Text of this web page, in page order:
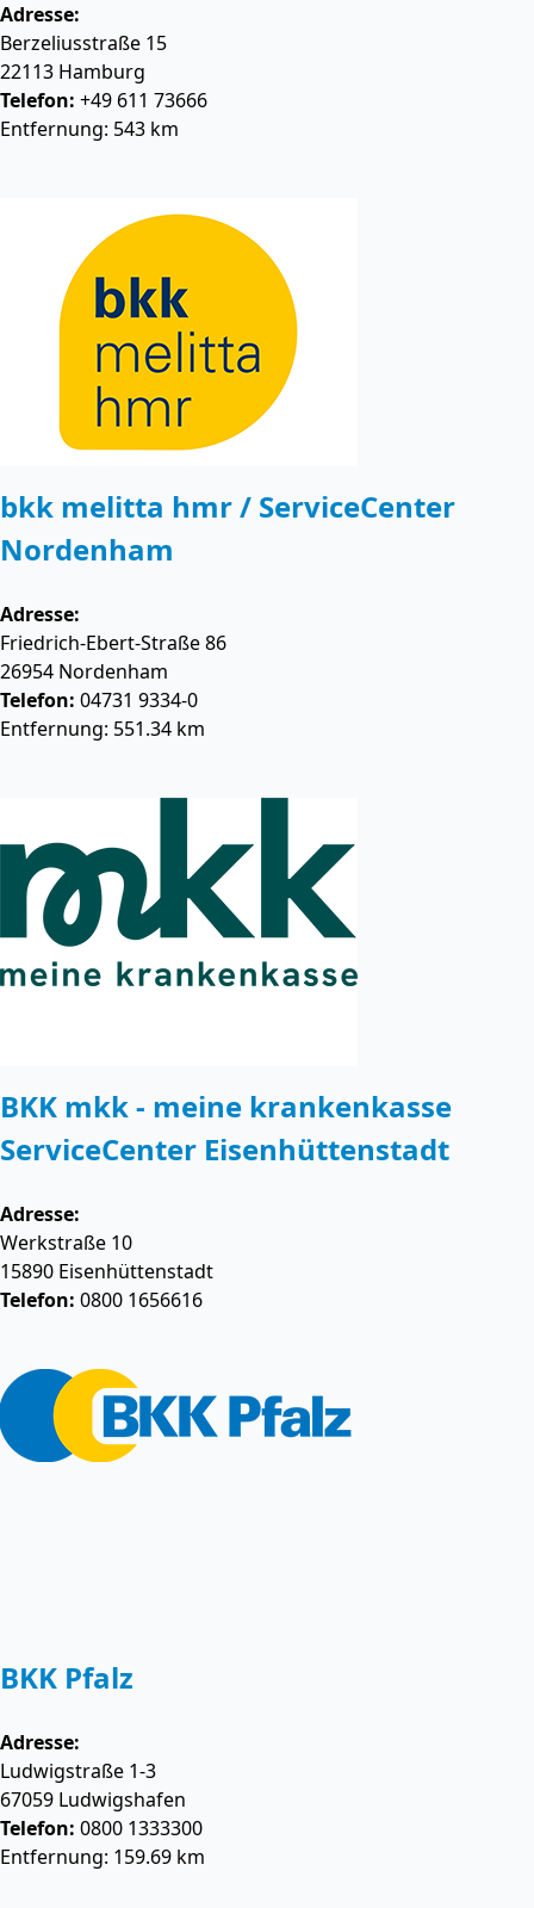
Adresse:
Berzeliusstraße 15
22113 Hamburg
Telefon: +49 611 73666
Entfernung: 543 km
bkk melitta hmr / ServiceCenter
Nordenham
Adresse:
Friedrich-Ebert-Straße 86
26954 Nordenham
Telefon: 04731 9334-0
Entfernung: 551.34 km
BKK mkk - meine krankenkasse
ServiceCenter Eisenhüttenstadt
Adresse:
Werkstraße 10
15890 Eisenhüttenstadt
Telefon: 0800 1656616
BKK Pfalz
Adresse:
Ludwigstraße 1-3
67059 Ludwigshafen
Telefon: 0800 1333300
Entfernung: 159.69 km